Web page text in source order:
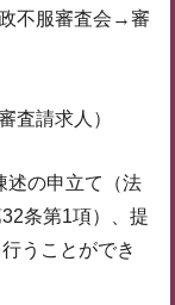
不服審査会→審
査請求人）
述の申立て（法
条第1項）、提
うことができ